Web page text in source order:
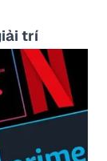
trí